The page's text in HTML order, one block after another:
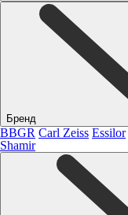
Бренд
BBGR Carl Zeiss Essilor
Shamir